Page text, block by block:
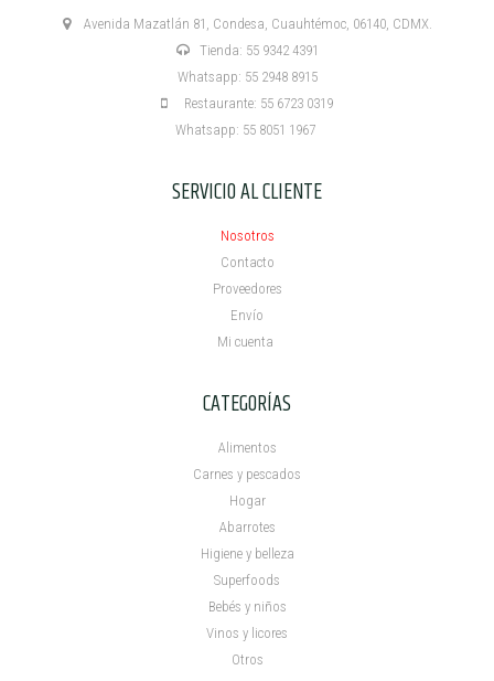
Avenida Mazatlán 81, Condesa, Cuauhtémoc, 06140, CDMX.
Tienda: 55 9342 4391
Whatsapp: 55 2948 8915
Restaurante: 55 6723 0319
Whatsapp: 55 8051 1967
SERVICIO AL CLIENTE
Nosotros
Contacto
Proveedores
Envío
Mi cuenta ​
CATEGORÍAS
Alimentos
Carnes y pescados
Hogar
Abarrotes
Higiene y belleza
Superfoods
Bebés y niños
Vinos y licores
Otros